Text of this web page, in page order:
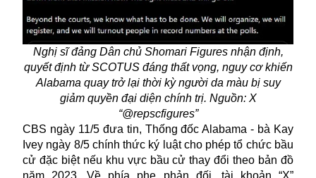
Nghị sĩ đảng Dân chủ Shomari Figures nhận định,
quyết định từ SCOTUS đáng thất vọng, nguy cơ khiến
Alabama quay trở lại thời kỳ người da màu bị suy
giảm quyền đại diện chính trị. Nguồn: X
“@repscfigures”
CBS ngày 11/5 đưa tin, Thống đốc Alabama - bà Kay
Ivey ngày 8/5 chính thức ký luật cho phép tổ chức bầu
cử đặc biệt nếu khu vực bầu cử thay đổi theo bản đồ